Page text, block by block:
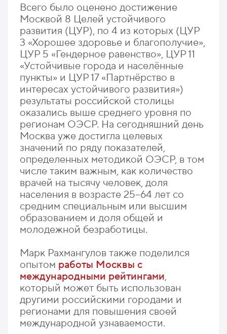
Всего было оценено достижение
Москвой 8 Целей устойчивого
развития (ЦУР), по 4 из которых (ЦУР
3 «Хорошее здоровье и благополучие»,
ЦУР 5 «Гендерное равенство», ЦУР 11
«Устойчивые города и населённые
пункты» и ЦУР 17 «Партнёрство в
интересах устойчивого развития»)
результаты российской столицы
оказались выше среднего уровня по
регионам ОЭСР. На сегодняшний день
Москва уже достигла целевых
значений по ряду показателей,
определенных методикой ОЭСР, в том
числе таким важным, как количество
врачей на тысячу человек, доля
населения в возрасте 25–64 лет со
средним специальным или высшим
образованием и доля общей и
молодежной безработицы.
Марк Рахмангулов также поделился
опытом работы Москвы с
международными рейтингами,
который может быть использован
другими российскими городами и
регионами для повышения своей
международной узнаваемости.